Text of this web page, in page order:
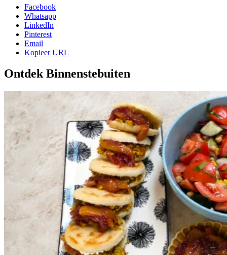
Facebook
Whatsapp
LinkedIn
Pinterest
Email
Kopieer URL
Ontdek Binnenstebuiten